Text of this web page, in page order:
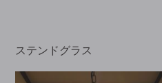
ステン